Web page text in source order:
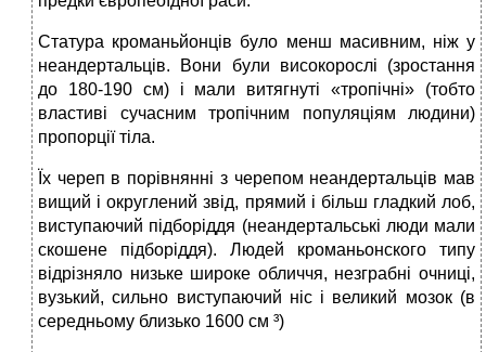
Статура кроманьйонців було менш масивним, ніж у
неандертальців. Вони були високорослі (зростання
до 180-190 см) і мали витягнуті «тропічні» (тобто
властиві сучасним тропічним популяціям людини)
пропорції тіла.
Їх череп в порівнянні з черепом неандертальців мав
вищий і округлений звід, прямий і більш гладкий лоб,
виступаючий підборіддя (неандертальські люди мали
скошене підборіддя). Людей кроманьонского типу
відрізняло низьке широке обличчя, незграбні очниці,
вузький, сильно виступаючий ніс і великий мозок (в
середньому близько 1600 см ³)